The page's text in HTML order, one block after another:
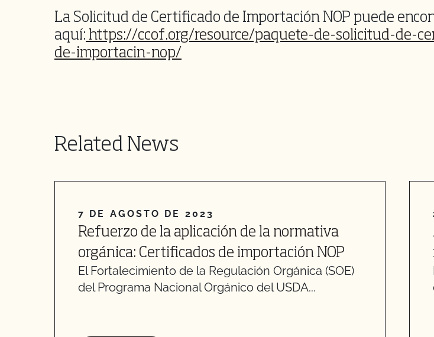
La Solicitud de Certificado de Importación NOP puede
aquí: https://ccof.org/resource/paquete-de-solicitud-de-
de-importacin-nop/
Related News
7 DE AGOSTO DE 2023
Refuerzo de la aplicación de la normativa
orgánica: Certificados de importación NOP
El Fortalecimiento de la Regulación Orgánica (SOE)
del Programa Nacional Orgánico del USDA...